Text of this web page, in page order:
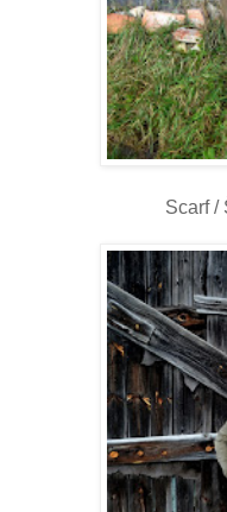
Scarf /